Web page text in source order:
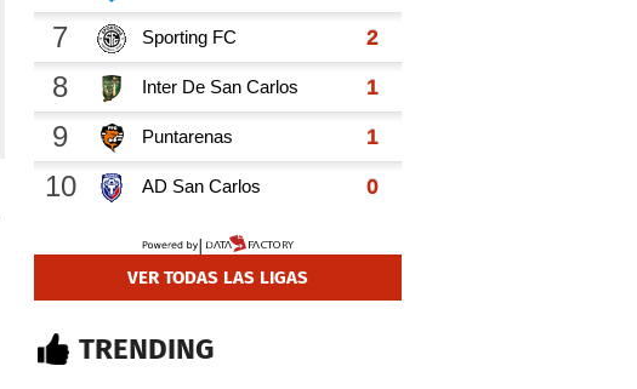
VER TODAS LAS LIGAS
TRENDING